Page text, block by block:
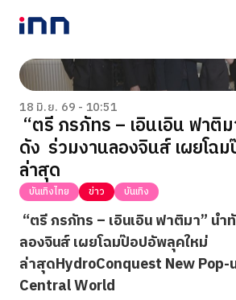
NEWS
ENTERTAINMENT
LIFESTYLE
HOROSCOPE
LOTTERY
VIDEO
ร่วมด้วยช่วยกัน
18 มิ.ย. 69 - 10:51
“ตรี ภรภัทร – เอินเอิน ฟาติ
ดัง ร่วมงานลองจินส์ เผยโฉ
ล่าสุด
บันเทิงไทย ข่าว บันเทิง
“ตรี ภรภัทร – เอินเอิน ฟาติมา” น
ลองจินส์ เผยโฉมป๊อปอัพลุคใหม่
ล่าสุดHydroConquest New
Central World